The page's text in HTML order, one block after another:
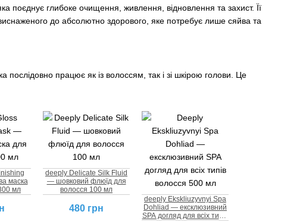
поєднує глибоке очищення, живлення, відновлення та захист. Її
до абсолютно здорового, яке потребує лише сяйва та
працює як із волоссям, так і зі шкірою голови. Це
маска
мл
deeply Delicate Silk Fluid
— шовковий флюїд для
волосся 100 мл
480 грн
deeply Ekskliuzyvnyi Spa
Dohliad — ексклюзивний
SPA догляд для всіх типів